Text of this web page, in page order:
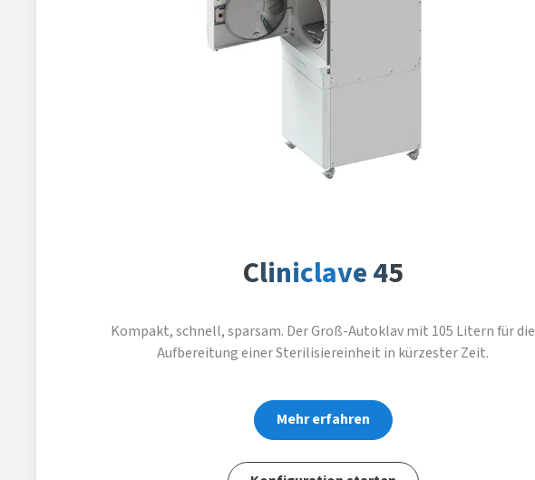
Cliniclave 45
Kompakt, schnell, sparsam. Der Groß-Autoklav mit 105 Litern für die
Aufbereitung einer Sterilisiereinheit in kürzester Zeit.
Mehr erfahren